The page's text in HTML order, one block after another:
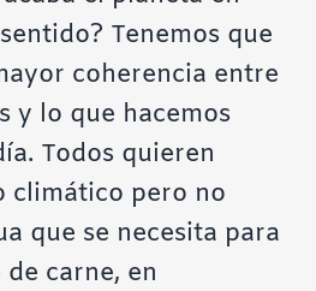
Tenemos que
coherencia entre
y lo que hacemos
Todos quieren
climático pero no
que se necesita para
carne, en